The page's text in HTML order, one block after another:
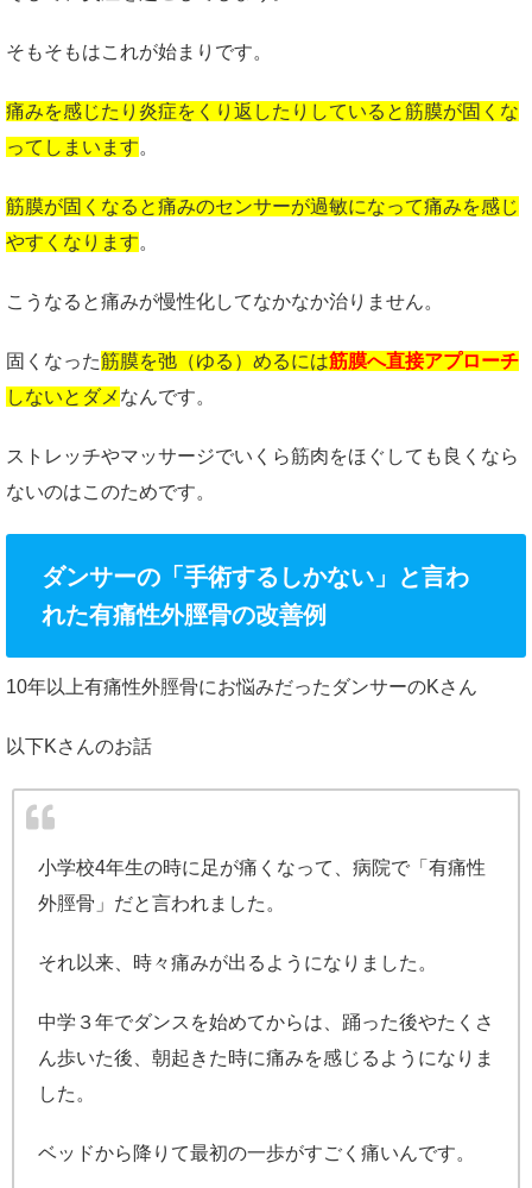
そもそもはこれが始まりです。
痛みを感じたり炎症をくり返したりしていると筋膜が固くな
ってしまいます。
筋膜が固くなると痛みのセンサーが過敏になって痛みを感じ
やすくなります。
こうなると痛みが慢性化してなかなか治りません。
固くなった筋膜を弛（ゆる）めるには筋膜へ直接アプローチ
しないとダメ なんです。
ストレッチやマッサージでいくら筋肉をほぐしても良くなら
ないのはこのためです。
ダンサーの「手術するしかない」と言わ
れた有痛性外脛骨の改善例
10年以上有痛性外脛骨にお悩みだったダンサーのKさん
以下Kさんのお話
小学校4年生の時に足が痛くなって、病院で「有痛性
外脛骨」だと言われました。
それ以来、時々痛みが出るようになりました。
中学３年でダンスを始めてからは、踊った後やたくさ
ん歩いた後、朝起きた時に痛みを感じるようになりま
した。
ベッドから降りて最初の一歩がすごく痛いんです。